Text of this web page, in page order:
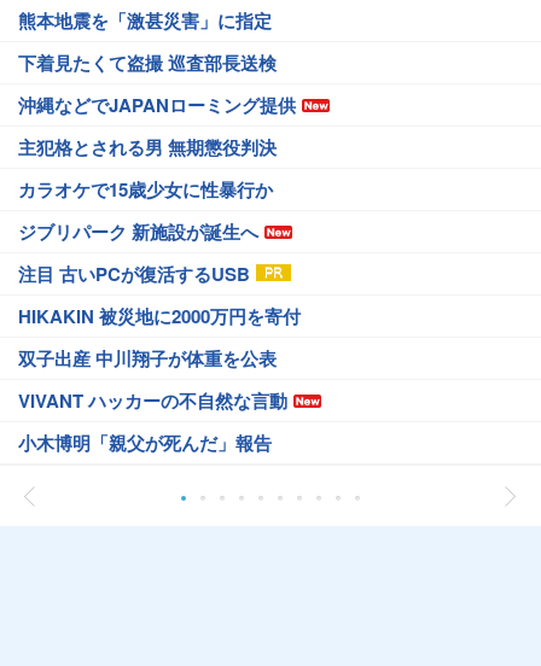
熊本地震を「激甚災害」に指定
下着見たくて盗撮 巡査部長送検
沖縄などでJAPANローミング提供
主犯格とされる男 無期懲役判決
カラオケで15歳少女に性暴行か
ジブリパーク 新施設が誕生へ
注目 古いPCが復活するUSB
HIKAKIN 被災地に2000万円を寄付
双子出産 中川翔子が体重を公表
VIVANT ハッカーの不自然な言動
小木博明「親父が死んだ」報告